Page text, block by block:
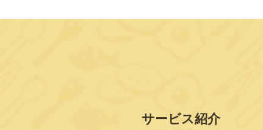
サービス紹介